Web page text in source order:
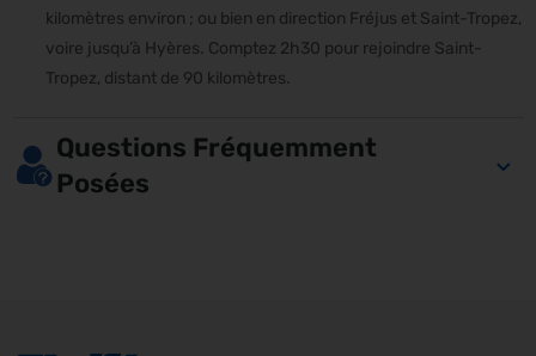
kilomètres environ ; ou bien en direction Fréjus et Saint-Tropez,
voire jusqu’à Hyères. Comptez 2h30 pour rejoindre Saint-
Tropez, distant de 90 kilomètres.
Questions Fréquemment
Posées